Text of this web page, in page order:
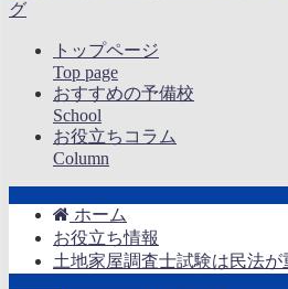
トップページ
Top page
おすすめの予備校
School
お役立ちコラム
Column
ホーム
お役立ち情報
土地家屋調査士試験は民法が